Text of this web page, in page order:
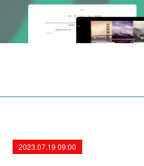
2023.07.19 09:00